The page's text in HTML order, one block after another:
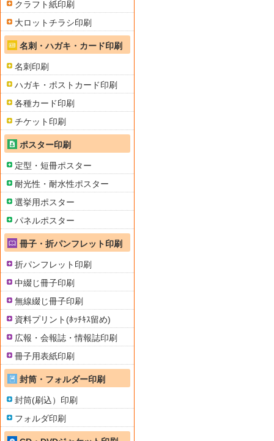
クラフト紙印刷
大ロットチラシ印刷
名刺・ハガキ・カード印刷
名刺印刷
ハガキ・ポストカード印刷
各種カード印刷
チケット印刷
ポスター印刷
定型・短冊ポスター
耐光性・耐水性ポスター
選挙用ポスター
パネルポスター
冊子・折パンフレット印刷
折パンフレット印刷
中綴じ冊子印刷
無線綴じ冊子印刷
資料プリント(ﾎｯﾁｷｽ留め)
広報・会報誌・情報誌印刷
冊子用表紙印刷
封筒・フォルダー印刷
封筒(刷込）印刷
フォルダ印刷